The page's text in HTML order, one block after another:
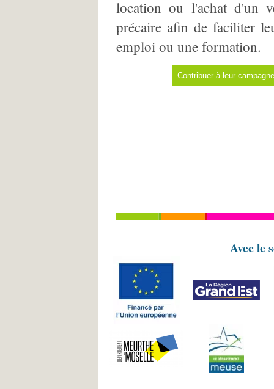
location ou l'achat d'un
précaire afin de faciliter
emploi ou une formation.
Contribuer à leur
Avec le